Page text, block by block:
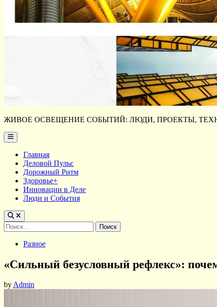
ЖИВОЕ ОСВЕЩЕНИЕ СОБЫТИЙ: ЛЮДИ, ПРОЕКТЫ,
Main
Menu
Главная
Деловой Пульс
Дорожный Ритм
Здоровье+
Инновации в Деле
Люди и События
Найти:
PostedРазное
«Сильный безусловный рефлекс»:
byAdmin